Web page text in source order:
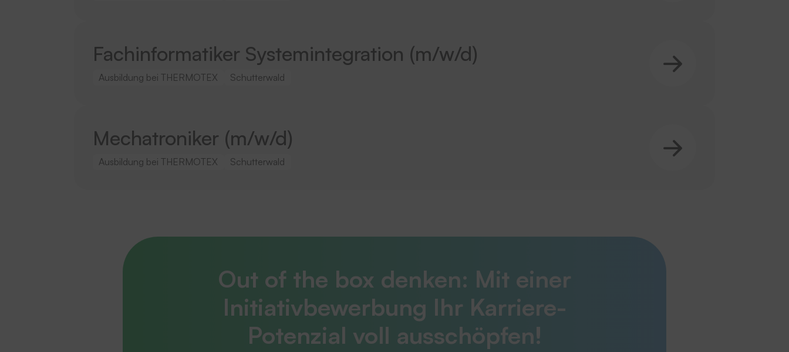
Fachinformatiker Systemintegration (m/w/d)
Ausbildung bei THERMOTEX Schutterwald
Mechatroniker (m/w/d)
Ausbildung bei THERMOTEX Schutterwald
Out of the box denken: Mit einer
Initiativbewerbung Ihr Karriere-
Potenzial voll ausschöpfen!